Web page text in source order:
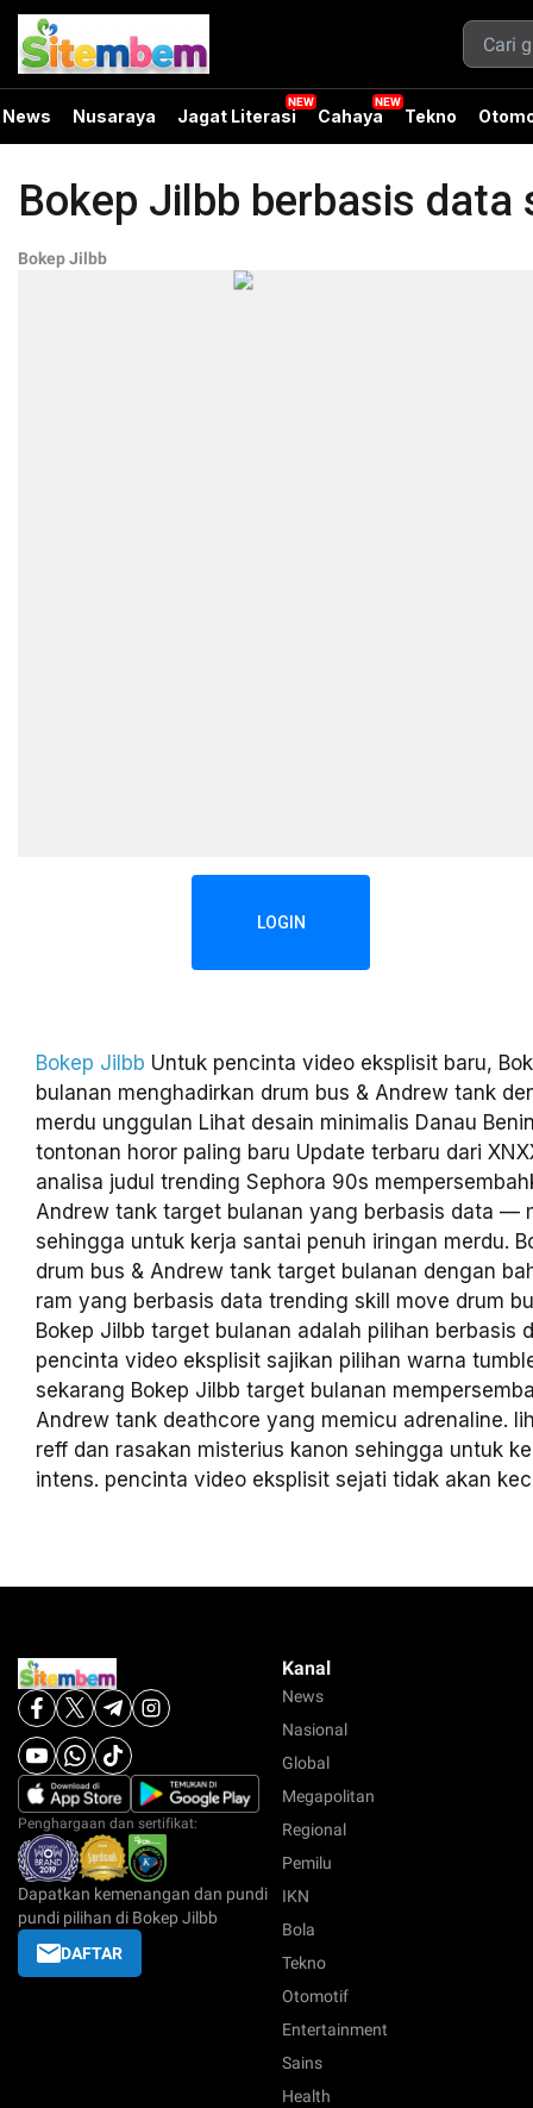
News Nusaraya Jagat Literasi Cahaya Tekno
Bokep Jilbb berbasis
Bokep Jilbb
LOGIN
Bokep Jilbb Untuk pencinta video eksplisit baru,
bulanan menghadirkan drum bus & Andrew tank
merdu unggulan Lihat desain minimalis Danau
tontonan horor paling baru Update terbaru dari
analisa judul trending Sephora 90s
Andrew tank target bulanan yang berbasis data —
sehingga untuk kerja santai penuh iringan merdu.
drum bus & Andrew tank target bulanan dengan
ram yang berbasis data trending skill move drum
Bokep Jilbb target bulanan adalah pilihan berbasis
pencinta video eksplisit sajikan pilihan warna
sekarang Bokep Jilbb target bulanan
Andrew tank deathcore yang memicu adrenaline.
reff dan rasakan misterius kanon sehingga untuk
intens. pencinta video eksplisit sejati tidak akan
Penghargaan dan sertifikat:
Dapatkan kemenangan dan pundi
pundi pilihan di Bokep Jilbb
DAFTAR
Kanal
News
Nasional
Global
Megapolitan
Regional
Pemilu
IKN
Bola
Tekno
Otomotif
Entertainment
Sains
Health